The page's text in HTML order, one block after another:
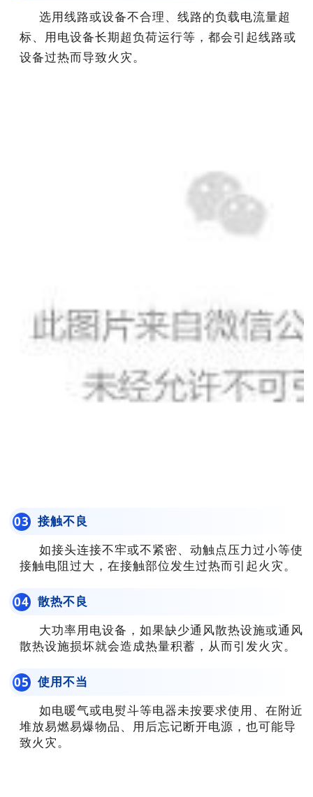
选用线路或设备不合理、线路的负载电流量超
标、用电设备长期超负荷运行等，都会引起线路或
设备过热而导致火灾。
03 接触不良
如接头连接不牢或不紧密、动触点压力过小等使
接触电阻过大，在接触部位发生过热而引起火灾。
04 散热不良
大功率用电设备，如果缺少通风散热设施或通风
散热设施损坏就会造成热量积蓄，从而引发火灾。
05 使用不当
如电暖气或电熨斗等电器未按要求使用、在附近
堆放易燃易爆物品、用后忘记断开电源，也可能导
致火灾。